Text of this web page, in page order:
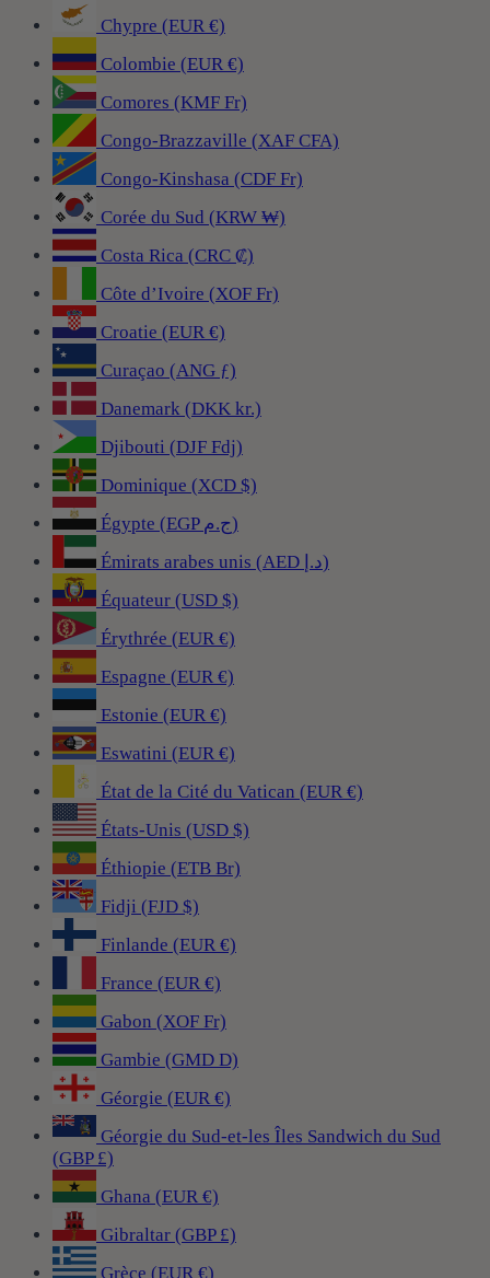
Chypre (EUR €)
Colombie (EUR €)
Comores (KMF Fr)
Congo-Brazzaville (XAF CFA)
Congo-Kinshasa (CDF Fr)
Corée du Sud (KRW ₩)
Costa Rica (CRC ₡)
Côte d’Ivoire (XOF Fr)
Croatie (EUR €)
Curaçao (ANG ƒ)
Danemark (DKK kr.)
Djibouti (DJF Fdj)
Dominique (XCD $)
Égypte (EGP ج.م)
Émirats arabes unis (AED د.إ)
Équateur (USD $)
Érythrée (EUR €)
Espagne (EUR €)
Estonie (EUR €)
Eswatini (EUR €)
État de la Cité du Vatican (EUR €)
États-Unis (USD $)
Éthiopie (ETB Br)
Fidji (FJD $)
Finlande (EUR €)
France (EUR €)
Gabon (XOF Fr)
Gambie (GMD D)
Géorgie (EUR €)
Géorgie du Sud-et-les Îles Sandwich du Sud
(GBP £)
Ghana (EUR €)
Gibraltar (GBP £)
Grèce (EUR €)